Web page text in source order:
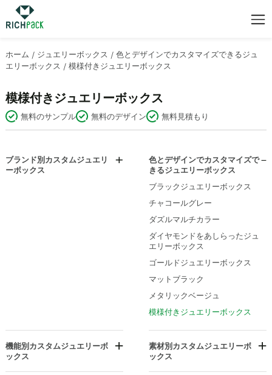
ホーム / ジュエリーボックス /色とデザインでカスタマイズできるジュ
エリーボックス /模様付きジュエリーボックス
模様付きジュエリーボックス
無料のサンプル 無料のデザイン 無料見積もり
ブランド別カスタムジュエリ
ーボックス
色とデザインでカスタマイズで
きるジュエリーボックス
ブラックジュエリーボックス
チャコールグレー
ダズルマルチカラー
ダイヤモンドをあしらったジュ
エリーボックス
ゴールドジュエリーボックス
マットブラック
メタリックベージュ
模様付きジュエリーボックス
機能別カスタムジュエリーボ
ックス
防塵ジュエリーボックス
素材別カスタムジュエリーボ
ックス
段ボール箱